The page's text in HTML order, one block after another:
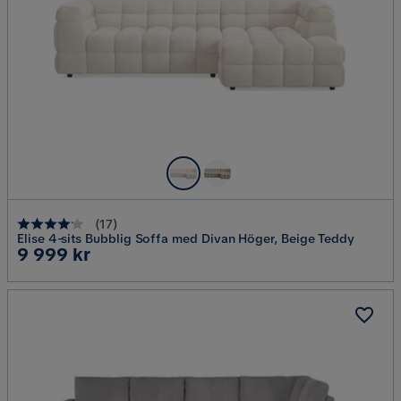
(17)
Elise 4-sits Bubblig Soffa med Divan Höger, Beige Teddy
Pris
9 999 kr